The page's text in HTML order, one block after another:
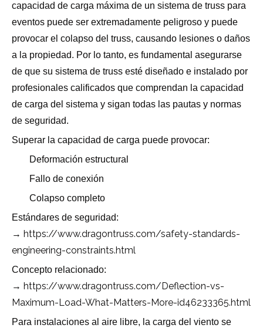
capacidad de carga máxima de un sistema de truss para
eventos puede ser extremadamente peligroso y puede
provocar el colapso del truss, causando lesiones o daños
a la propiedad. Por lo tanto, es fundamental asegurarse
de que su sistema de truss esté diseñado e instalado por
profesionales calificados que comprendan la capacidad
de carga del sistema y sigan todas las pautas y normas
de seguridad.
Superar la capacidad de carga puede provocar:
Deformación estructural
Fallo de conexión
Colapso completo
Estándares de seguridad:
→ https://www.dragontruss.com/safety-standards-
engineering-constraints.html
Concepto relacionado:
→ https://www.dragontruss.com/Deflection-vs-
Maximum-Load-What-Matters-More-id46233365.html
Para instalaciones al aire libre, la carga del viento se